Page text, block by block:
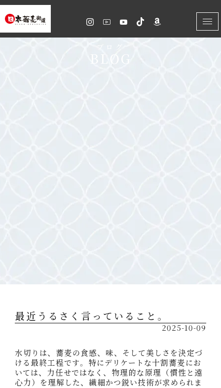
BLOG
最近うるさく言っていること。
2025-10-09
水切りは、蕎麦の食感、味、そして美しさを決定づ
ける最終工程です。特にデリケートな十割蕎麦にお
いては、力任せではなく、物理的な原理（慣性と遠
心力）を理解した、繊細かつ鋭い技術が求められま